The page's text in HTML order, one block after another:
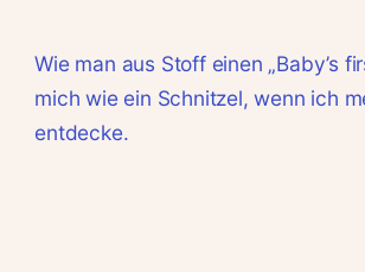
Wie man aus Stoff einen „Baby’s
mich wie ein Schnitzel, wenn ich
entdecke.